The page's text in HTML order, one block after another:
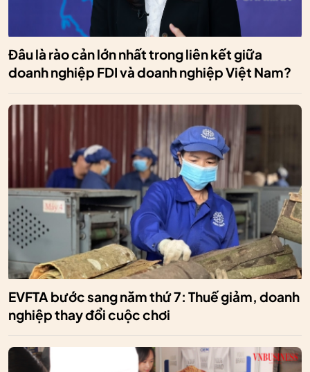
Đâu là rào cản lớn nhất trong liên kết giữa
doanh nghiệp FDI và doanh nghiệp Việt Nam?
EVFTA bước sang năm thứ 7: Thuế giảm, doanh
nghiệp thay đổi cuộc chơi